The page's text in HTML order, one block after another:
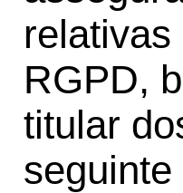
RGPD,
titular